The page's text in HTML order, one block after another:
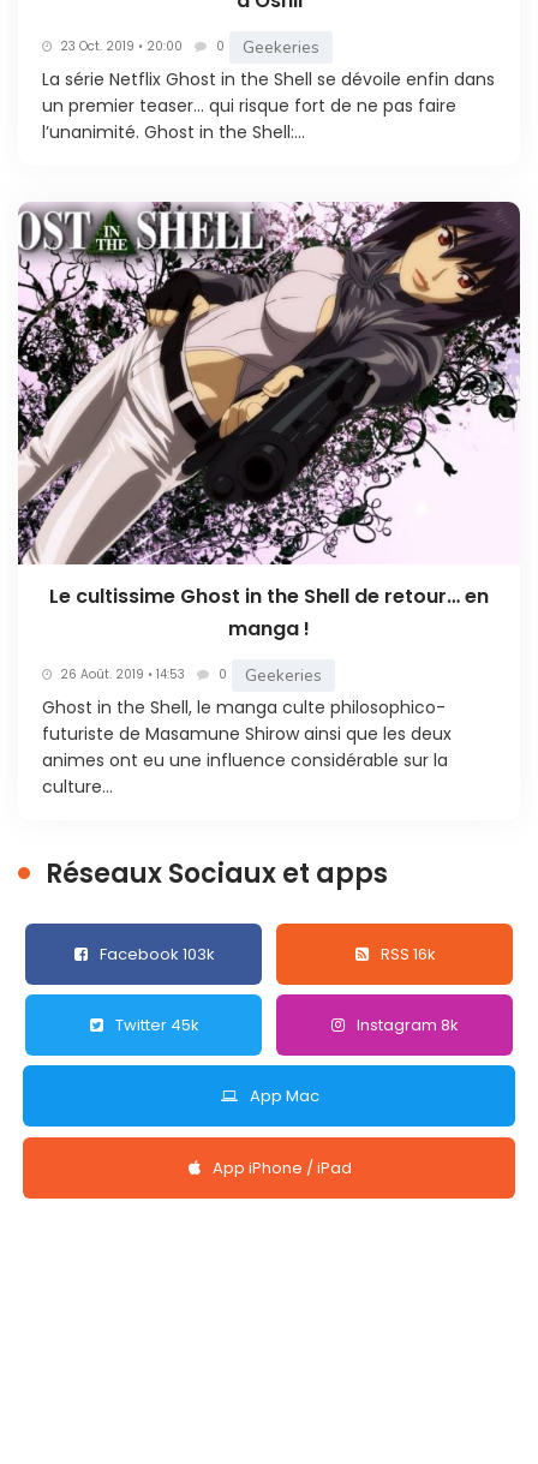
23 Oct. 2019 • 20:00 0 Geekeries
La série Netflix Ghost in the Shell se dévoile enfin dans
un premier teaser… qui risque fort de ne pas faire
l’unanimité. Ghost in the Shell:...
Le cultissime Ghost in the Shell de retour… en
manga !
26 Août. 2019 • 14:53 0 Geekeries
Ghost in the Shell, le manga culte philosophico-
futuriste de Masamune Shirow ainsi que les deux
animes ont eu une influence considérable sur la
culture...
Réseaux Sociaux et apps
Facebook 103k RSS 16k
Twitter 45k Instagram 8k
App Mac
App iPhone / iPad